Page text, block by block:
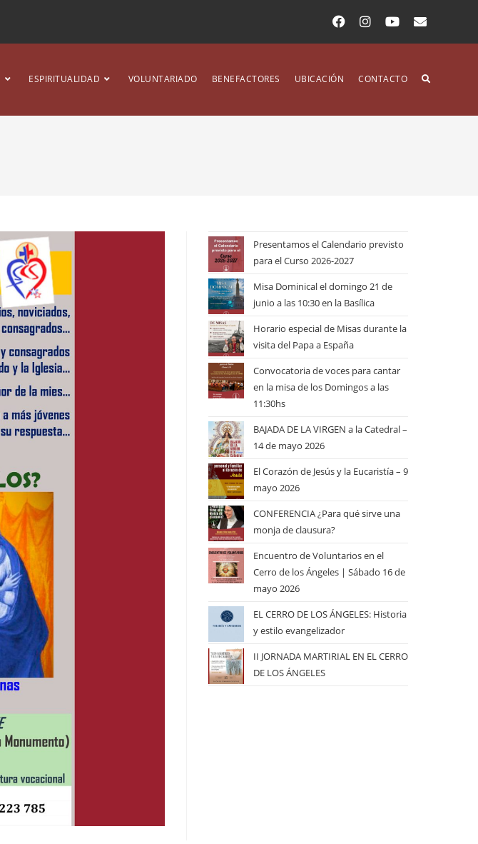
ESPIRITUALIDAD VOLUNTARIADO BENEFACTORES UBICACIÓN CONTACTO
Presentamos el Calendario previsto
para el Curso 2026-2027
Misa Dominical el domingo 21 de
junio a las 10:30 en la Basílica
Horario especial de Misas durante la
visita del Papa a España
Convocatoria de voces para cantar
en la misa de los Domingos a las
11:30hs
BAJADA DE LA VIRGEN a la Catedral –
14 de mayo 2026
El Corazón de Jesús y la Eucaristía – 9
mayo 2026
CONFERENCIA ¿Para qué sirve una
monja de clausura?
Encuentro de Voluntarios en el
Cerro de los Ángeles | Sábado 16 de
mayo 2026
EL CERRO DE LOS ÁNGELES: Historia
y estilo evangelizador
II JORNADA MARTIRIAL EN EL CERRO
DE LOS ÁNGELES